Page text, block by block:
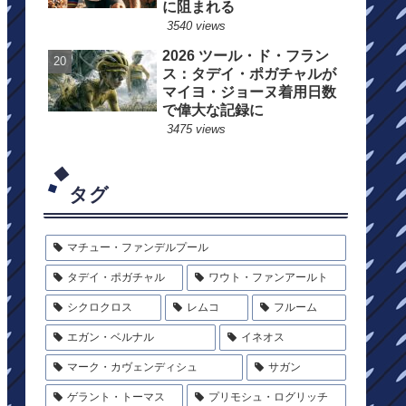
に阻まれる
3540 views
2026 ツール・ド・フラン
ス：タデイ・ポガチャルが
マイヨ・ジョーヌ着用日数
で偉大な記録に
3475 views
タグ
マチュー・ファンデルプール
タデイ・ポガチャル ワウト・ファンアールト
シクロクロス レムコ フルーム
エガン・ベルナル イネオス
マーク・カヴェンディシュ サガン
ゲラント・トーマス プリモシュ・ログリッチ